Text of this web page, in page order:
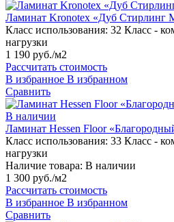
Ламинат Kronotex «Дуб Стирлинг
Класс использования: 32 Класс -
нагрузки
1 190 руб./м2
Рассчитать стоимость
В избранное В избранном
Сравнить
В наличии
Ламинат Hessen Floor
Класс использования: 33 Класс -
нагрузки
Наличие товара: В наличии
1 300 руб./м2
Рассчитать стоимость
В избранное В избранном
Сравнить